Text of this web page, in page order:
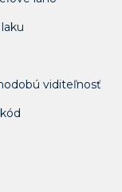
viditeľnosť